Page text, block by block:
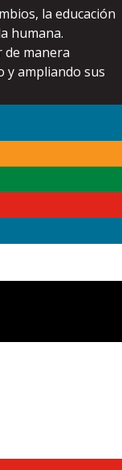
la educación
humana.
de manera
y ampliando sus